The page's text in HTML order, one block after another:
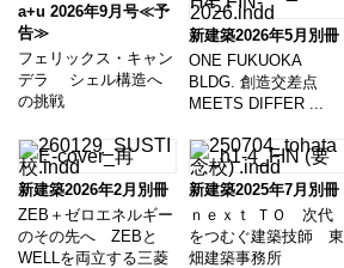
a+u 2026年9月号≪予
告≫
フェリックス・キャン
デラ シェル構造へ
の挑戦
新建築2026年5月別冊
ONE FUKUOKA
BLDG. 創造交差点
MEETS DIFFER ...
新建築2026年2月別冊
ZEB＋ゼロエネルギー
のその先へ ZEBと
WELLを両立する三菱
新建築2025年7月別冊
ｎｅｘｔ ＴＯ 次代
をつむぐ建築技師 東
畑建築事務所